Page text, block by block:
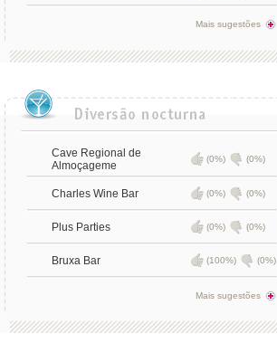
Mais sugestões
Cave Regional de
Almoçageme
(0%) (0%)
Charles Wine Bar (0%) (0%)
Plus Parties (0%) (0%)
Bruxa Bar (100%) (0%)
Mais sugestões